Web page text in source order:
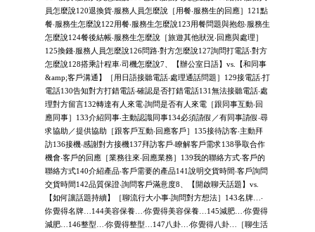
員怎麼說120退換貨‧服務人員怎麼說［用餐‧服務生的回應］121點
餐‧服務生怎麼說122用餐‧服務生怎麼說123用餐問題與抱怨‧服務生
怎麼說124餐後結帳‧服務生怎麼說［旅遊其他狀況‧回應與處理］
125換錢‧服務人員怎麼說126問路‧對方怎麼說127詢問打電話‧對方
怎麼說128搭乘計程車‧司機怎麼說7、【辦公室日語】vs.【和同事
&amp;客戶溝通】［用日語接聽電話‧處理通話問題］129接電話‧打
電話130告知對方打錯電話‧確認是否打錯電話131無法接聽電話‧處
理對方留言132轉達有人來電‧詢問是否有人來電［跟同事互動‧回
應同事］133介紹同事‧主動認識同事134必須請假／有同事請假‧尋
求協助／提供協助［跟客戶互動‧回應客戶］135接待訪客‧主動拜
訪136接機‧感謝對方接機137拜訪客戶‧瞭解客戶需求138爭取合作
機會‧客戶的回應［業務往來‧回應業務］139我的聯絡方式‧客戶的
聯絡方式140介紹產品‧客戶需要的產品141說明交貨時間‧客戶詢問
交貨時間142品質保證‧詢問客戶滿意度8、【開啟聊天話題】vs.
【如何讓話題持續】［聊流行大小事‧詢問對方想法］143名牌…‧
你覺得名牌…144美容保養…‧你覺得美容保養…145減肥…‧你覺得
減肥…146整型…‧你覺得整型…147八卦…‧你覺得八卦…［聊生活